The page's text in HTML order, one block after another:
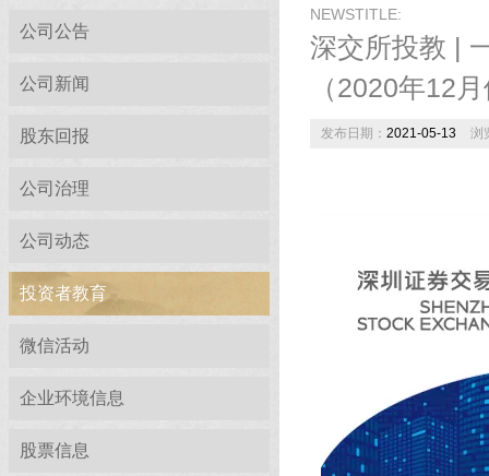
公司公告
公司新闻
股东回报
公司治理
公司动态
投资者教育
微信活动
企业环境信息
股票信息
NEWSTITLE:
深交所投教 |
（2020年12
发布日期： 2021-05-13 浏